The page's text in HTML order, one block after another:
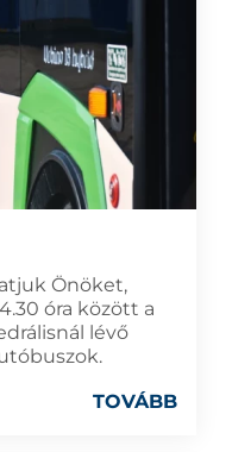
Önöket,
óra között a
lévő
TOVÁBB